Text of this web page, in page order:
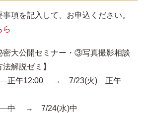
項を記入して、お申込ください。
ら
密大公開セミナー・③写真撮影相談
解説ゼミ】
正午12:00 → 7/23(火) 正午
中 → 7/24(水)中